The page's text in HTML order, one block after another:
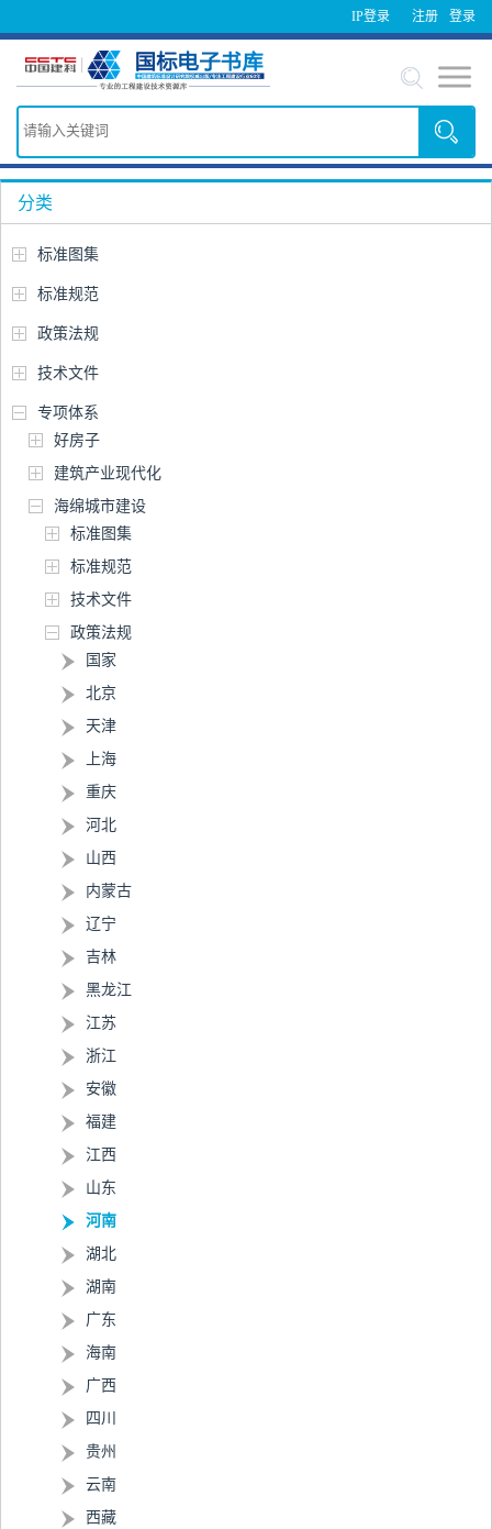
IP登录 登录
注册
分类
标准图集
标准规范
政策法规
技术文件
专项体系
好房子
建筑产业现代化
海绵城市建设
标准图集
标准规范
技术文件
政策法规
国家
北京
天津
上海
重庆
河北
山西
内蒙古
辽宁
吉林
黑龙江
江苏
浙江
安徽
福建
江西
山东
河南
湖北
湖南
广东
海南
广西
四川
贵州
云南
西藏